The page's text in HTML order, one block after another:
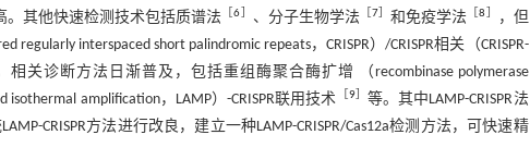
。其他快速检测技术包括质谱法 ［6 、分子生物学法［7 ］和免疫学法 ［8
，但
interspaced short palindromic repeats，CRISPR）/CRISPR相关（CRISPR-
关诊断方法日渐普及，包括重组酶聚合酶扩增 （recombinase polymerase
amplification，LAMP）-CRISPR联用技术
9］ 等。其中LAMP-CRISPR法
CRISPR方法进行改良，建立一种LAMP-CRISPR/Cas12a检测方法，可快速精